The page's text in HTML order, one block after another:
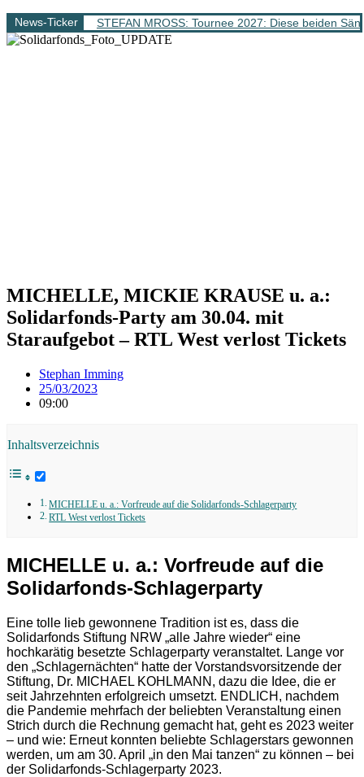
News-Ticker STEFAN MROSS: Tournee 2027: Diese beiden
MICHELLE, MICKIE KRAUSE u. a.:
Solidarfonds-Party am 30.04. mit
Staraufgebot – RTL West verlost Tickets
Stephan Imming
25/03/2023
09:00
Inhaltsverzeichnis
MICHELLE u. a.: Vorfreude auf die Solidarfonds-Schlagerparty
RTL West verlost Tickets
MICHELLE u. a.: Vorfreude auf die
Solidarfonds-Schlagerparty
Eine tolle lieb gewonnene Tradition ist es, dass die
Solidarfonds Stiftung NRW „alle Jahre wieder“ eine
hochkarätig besetzte Schlagerparty veranstaltet. Lange vor
den „Schlagernächten“ hatte der Vorstandsvorsitzende der
Stiftung, Dr. MICHAEL KOHLMANN, dazu die Idee, die er
seit Jahrzehnten erfolgreich umsetzt. ENDLICH, nachdem
die Pandemie mehrfach der beliebten Veranstaltung einen
Strich durch die Rechnung gemacht hat, geht es 2023 weiter
– und wie: Erneut konnten beliebte Schlagerstars gewonnen
werden, um am 30. April „in den Mai tanzen“ zu können – bei
der Solidarfonds-Schlagerparty 2023.